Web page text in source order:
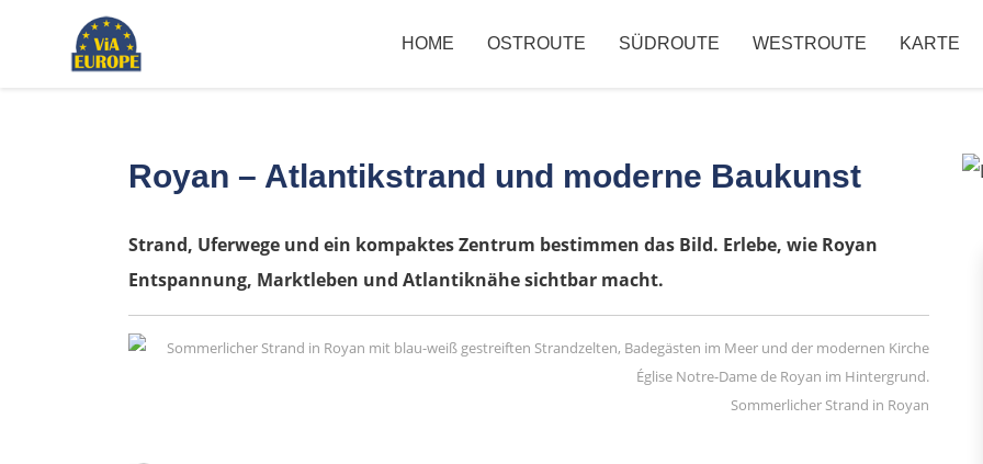
HOME OSTROUTE SÜDROUTE WESTROUTE KARTE
Royan – Atlantikstrand und moderne Baukunst
Strand, Uferwege und ein kompaktes Zentrum bestimmen das Bild. Erlebe, wie Royan
Entspannung, Marktleben und Atlantiknähe sichtbar macht.
Sommerlicher Strand in Royan